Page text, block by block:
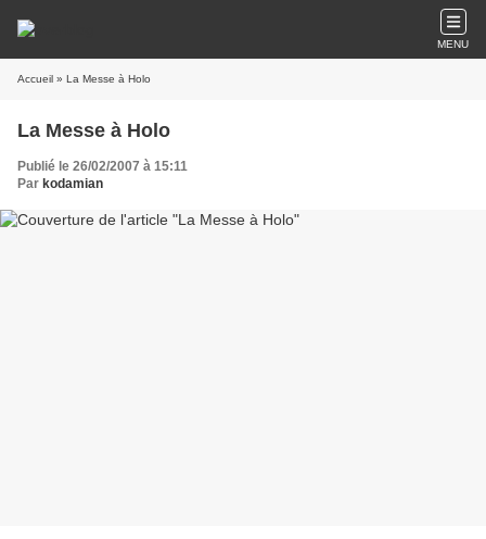
MENU
Accueil » La Messe à Holo
La Messe à Holo
Publié le 26/02/2007 à 15:11
Par kodamian